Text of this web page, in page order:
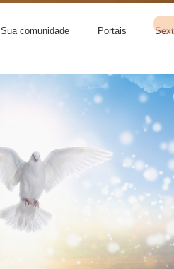
Sua comunidade Portais